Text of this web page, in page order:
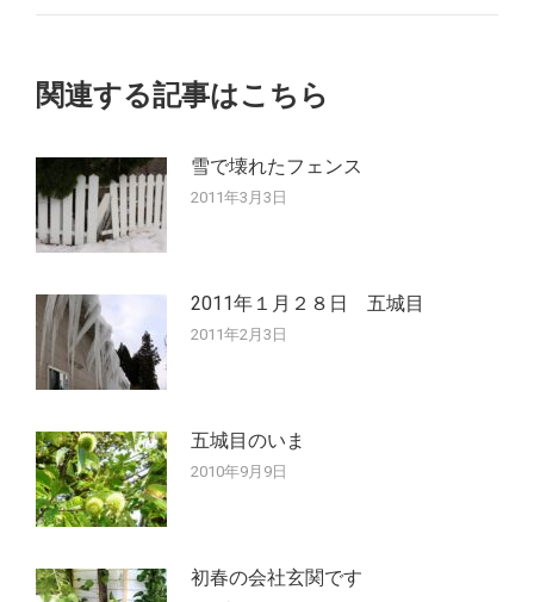
シ
ョ
ン
関連する記事はこちら
雪で壊れたフェンス
2011年3月3日
2011年１月２８日 五城目
2011年2月3日
五城目のいま
2010年9月9日
初春の会社玄関です